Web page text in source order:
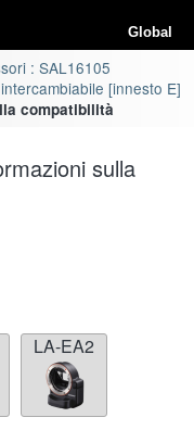
Global
: SAL16105
[innesto E]
compatibilità
sulla
LA-EA2